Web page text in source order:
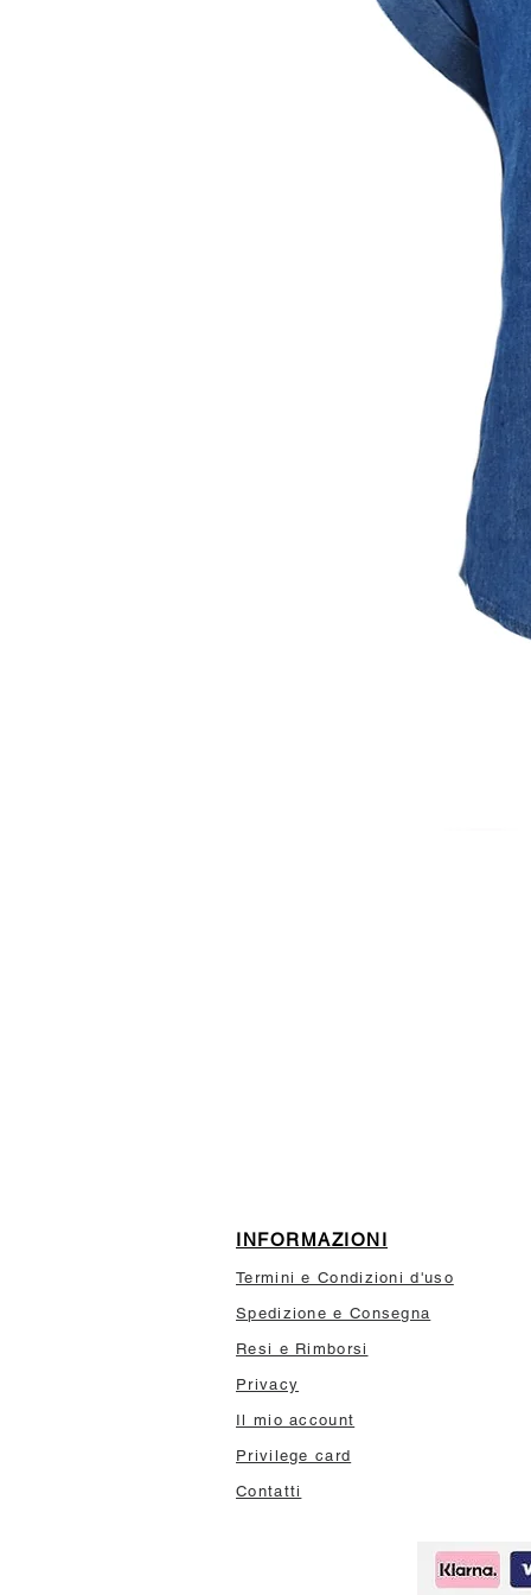
INFORMAZIONI
Termini e Condizioni d'uso
Spedizione e Consegna
Resi e Rimborsi
Privacy
Il mio account
Privilege card
Contatti